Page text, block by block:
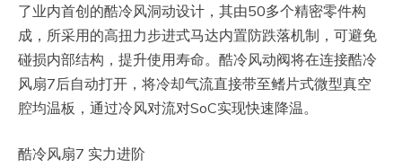
了业内首创的酷冷风洞动设计，其由50多个精密零件构
成，所采用的高扭力步进式马达内置防跌落机制，可避免
碰损内部结构，提升使用寿命。酷冷风动阀将在连接酷冷
风扇7后自动打开，将冷却气流直接带至鳍片式微型真空
腔均温板，通过冷风对流对SoC实现快速降温。
酷冷风扇7 实力进阶